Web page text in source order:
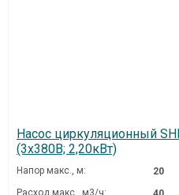
Насос циркуляционный
(3х380В; 2,20кВт)
Напор макс., м:
20
Расход макс., м3/ч: